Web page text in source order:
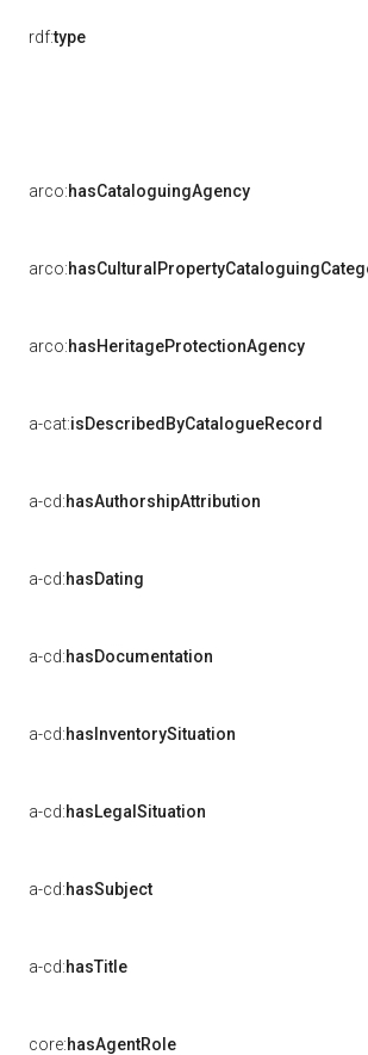
rdf:type
arco:hasCataloguingAgency
arco:
arco:hasHeritageProtectionAgency
a-cat:isDescribedByCatalogueRecord
a-cd:hasAuthorshipAttribution
a-cd:hasDating
a-cd:hasDocumentation
a-cd:hasInventorySituation
a-cd:hasLegalSituation
a-cd:hasSubject
a-cd:hasTitle
core:hasAgentRole